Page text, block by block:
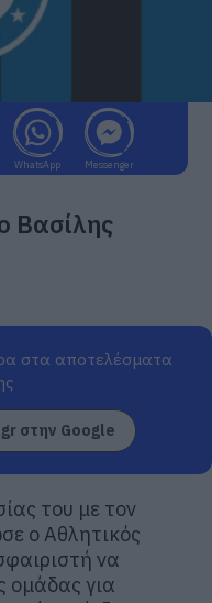
WhatsApp Messenger
Βασίλης
στα αποτελέσματα
στην Google
του με τον
ο Αθλητικός
να
ομάδας για